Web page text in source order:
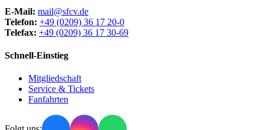
E-Mail: mail@sfcv.de
Telefon: +49 (0209) 36 17 20-0
Telefax: +49 (0209) 36 17 30-69
Schnell-Einstieg
Mitgliedschaft
Service & Tickets
Fanfahrten